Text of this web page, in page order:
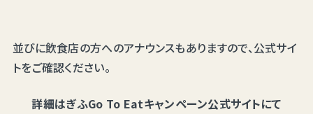
並びに飲食店の方へのアナウンスもありますので、公式サイ
トをご確認ください。
詳細はぎふGo To Eatキャンペーン公式サイトにて